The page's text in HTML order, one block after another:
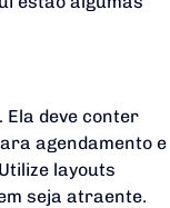
Ela deve conter
agendamento e
layouts
seja atraente.